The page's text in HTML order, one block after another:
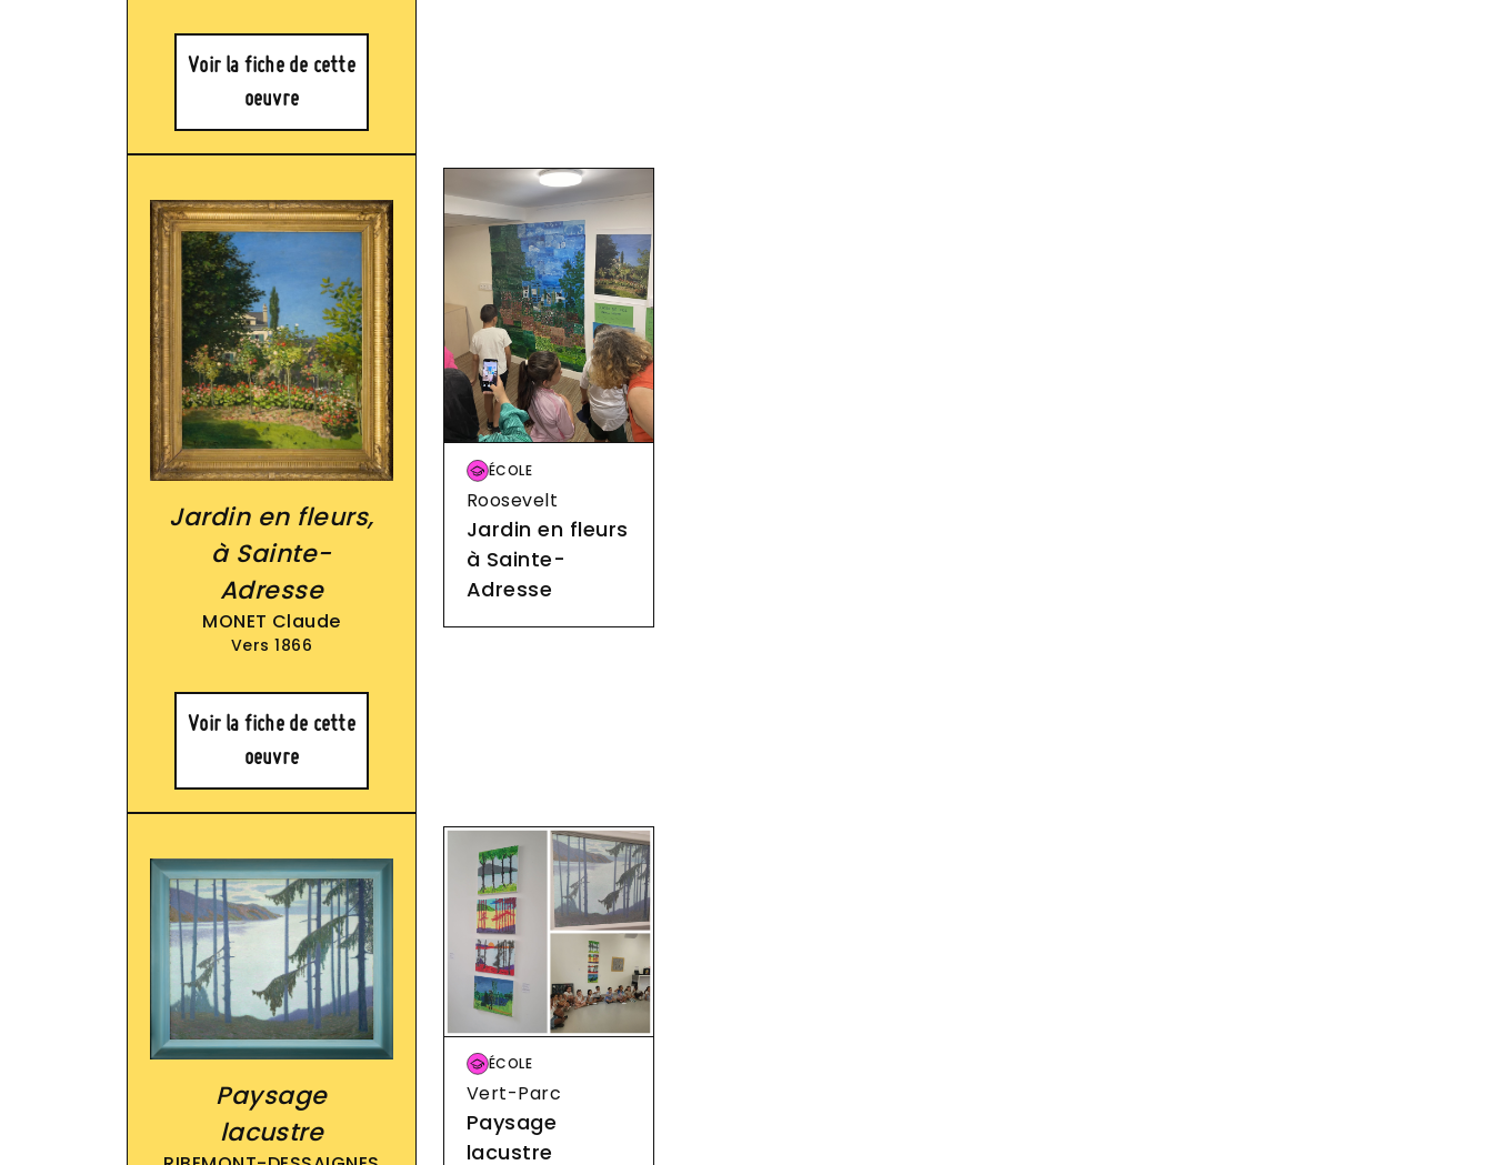
Voir la fiche de cette
oeuvre
Jardin en fleurs,
à Sainte-
Adresse
MONET Claude
Vers 1866
Voir la fiche de cette
oeuvre
Image
ÉCOLE
Roosevelt
Jardin en fleurs
à Sainte-
Adresse
Paysage
lacustre
Image
ÉCOLE
Vert-Parc
Paysage
lacustre